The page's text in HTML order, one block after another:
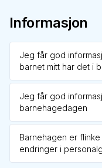
Informasjon
Jeg får god
barnet mitt har det i
Jeg får god
barnehagedagen
Barnehagen er
endringer i